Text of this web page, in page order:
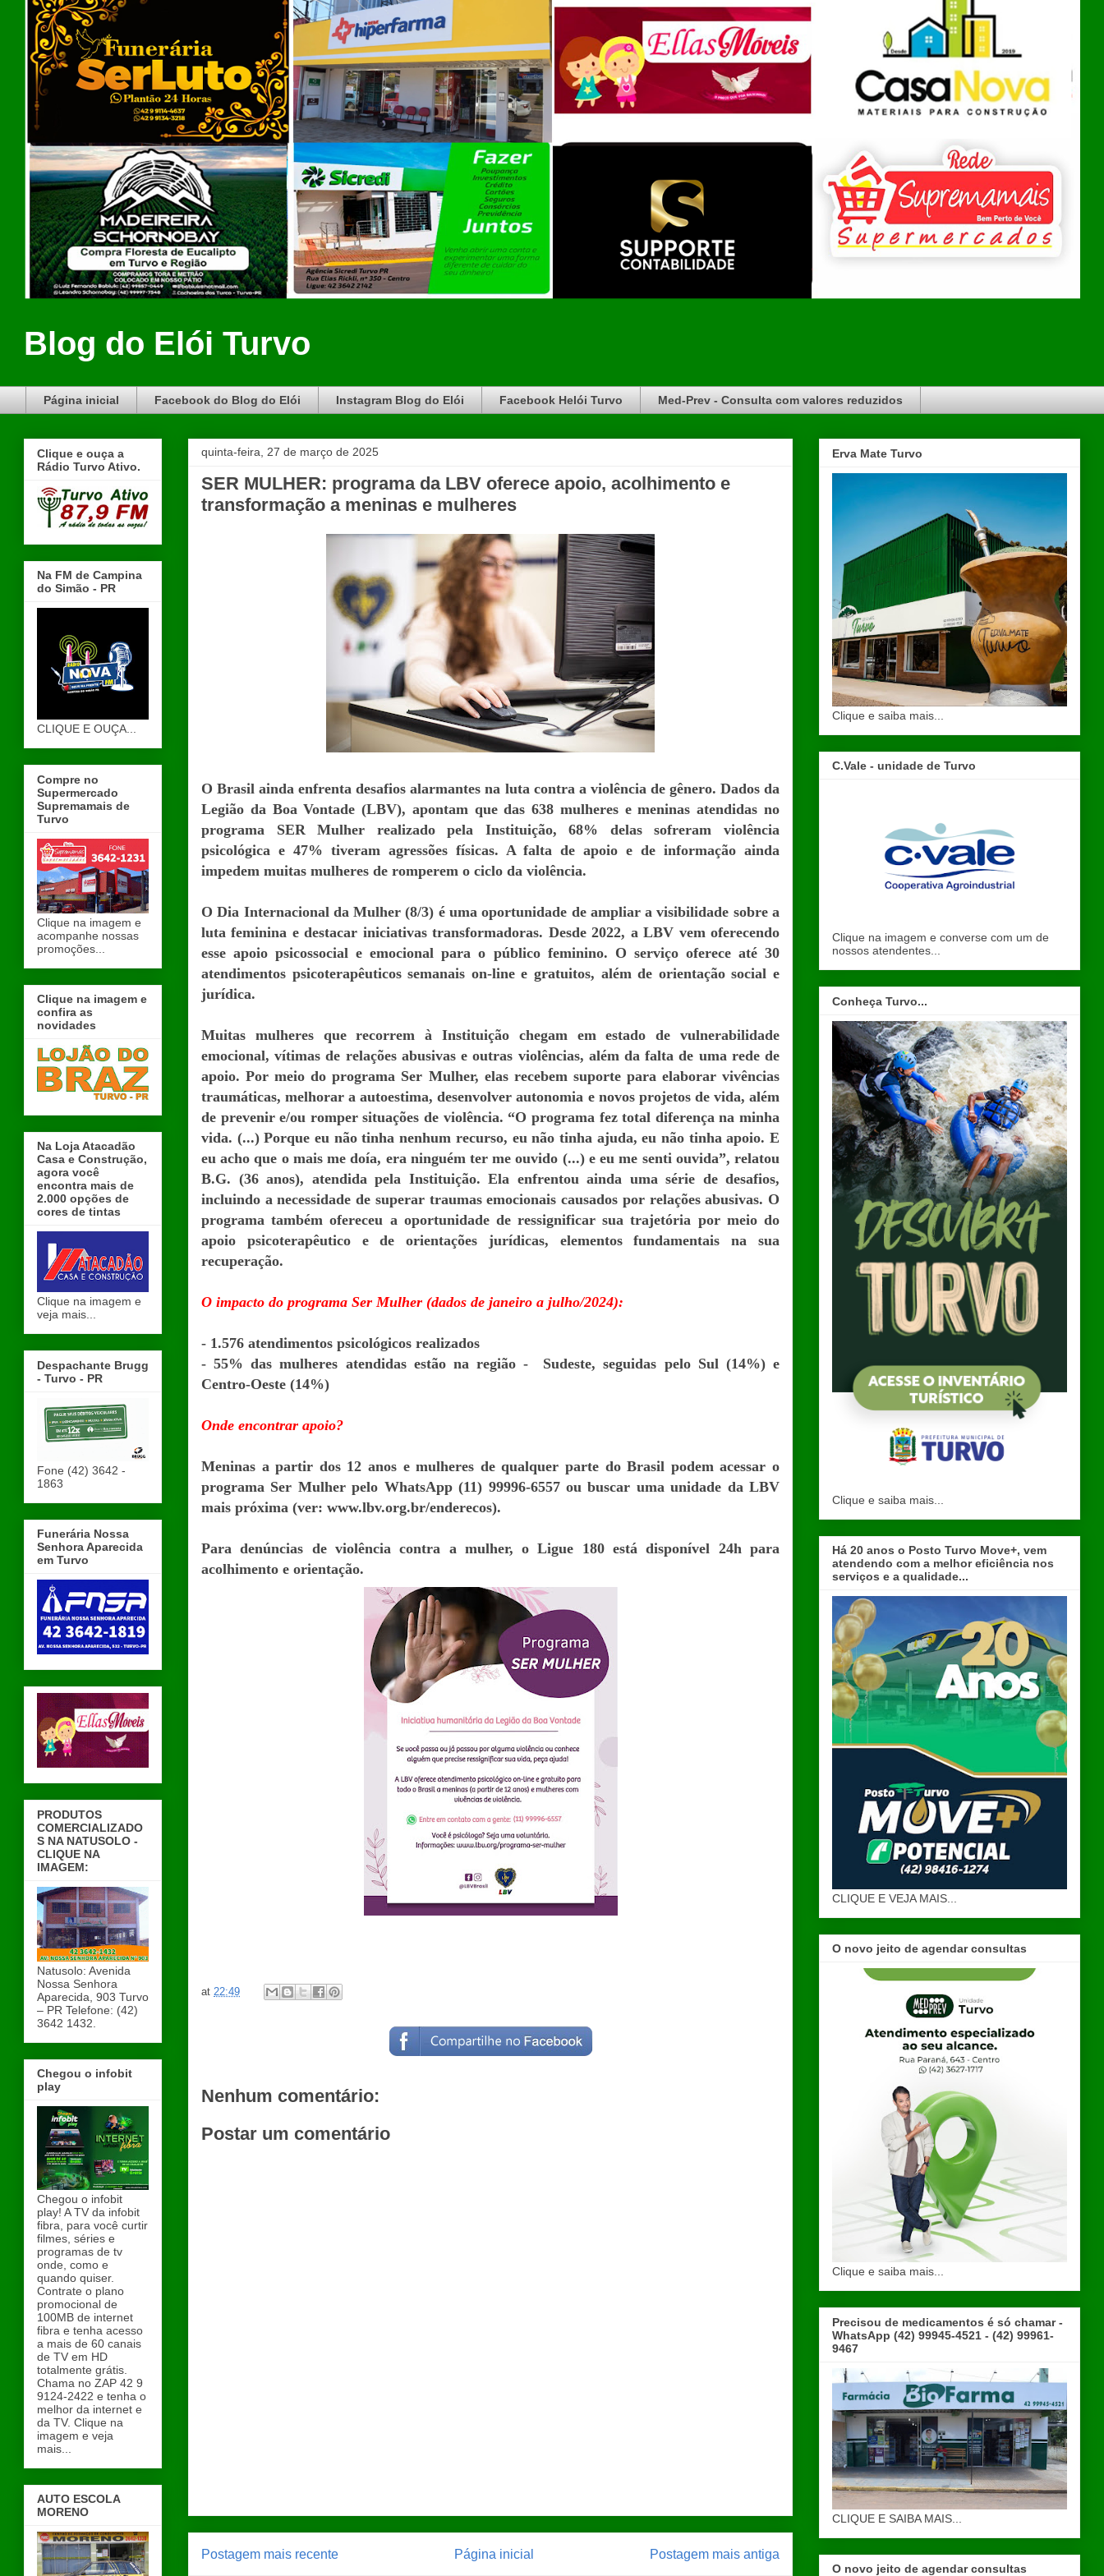
Blog do Elói Turvo
Página inicial Facebook do Blog do Elói Instagram Blog do Elói Facebook Helói Turvo Med-Prev - Consulta com valores reduzidos
quinta-feira, 27 de março de 2025
SER MULHER: programa da LBV oferece apoio, acolhimento e
transformação a meninas e mulheres
O Brasil ainda enfrenta desafios alarmantes na luta contra a violência de gênero. Dados da
Legião da Boa Vontade (LBV), apontam que das 638 mulheres e meninas atendidas no
programa SER Mulher realizado pela Instituição, 68% delas sofreram violência
psicológica e 47% tiveram agressões físicas. A falta de apoio e de informação ainda
impedem muitas mulheres de romperem o ciclo da violência.
O Dia Internacional da Mulher (8/3) é uma oportunidade de ampliar a visibilidade sobre a
luta feminina e destacar iniciativas transformadoras. Desde 2022, a LBV vem oferecendo
esse apoio psicossocial e emocional para o público feminino. O serviço oferece até 30
atendimentos psicoterapêuticos semanais on-line e gratuitos, além de orientação social e
jurídica.
Muitas mulheres que recorrem à Instituição chegam em estado de vulnerabilidade
emocional, vítimas de relações abusivas e outras violências, além da falta de uma rede de
apoio. Por meio do programa Ser Mulher, elas recebem suporte para elaborar vivências
traumáticas, melhorar a autoestima, desenvolver autonomia e novos projetos de vida, além
de prevenir e/ou romper situações de violência. “O programa fez total diferença na minha
vida. (...) Porque eu não tinha nenhum recurso, eu não tinha ajuda, eu não tinha apoio. E
eu acho que o mais me doía, era ninguém ter me ouvido (...) e eu me senti ouvida”, relatou
B.G. (36 anos), atendida pela Instituição. Ela enfrentou ainda uma série de desafios,
incluindo a necessidade de superar traumas emocionais causados por relações abusivas. O
programa também ofereceu a oportunidade de ressignificar sua trajetória por meio do
apoio psicoterapêutico e de orientações jurídicas, elementos fundamentais na sua
recuperação.
O impacto do programa Ser Mulher (dados de janeiro a julho/2024):
- 1.576 atendimentos psicológicos realizados
- 55% das mulheres atendidas estão na região - Sudeste, seguidas pelo Sul (14%) e
Centro-Oeste (14%)
Onde encontrar apoio?
Meninas a partir dos 12 anos e mulheres de qualquer parte do Brasil podem acessar o
programa Ser Mulher pelo WhatsApp (11) 99996-6557 ou buscar uma unidade da LBV
mais próxima (ver: www.lbv.org.br/enderecos).
Para denúncias de violência contra a mulher, o Ligue 180 está disponível 24h para
acolhimento e orientação.
at 22:49
Nenhum comentário:
Postar um comentário
Postagem mais recente Postagem mais antiga
Página inicial
Clique e ouça a
Rádio Turvo Ativo.
Na FM de Campina
do Simão - PR
CLIQUE E OUÇA...
Compre no
Supermercado
Supremamais de
Turvo
Clique na imagem e
acompanhe nossas
promoções...
Clique na imagem e
confira as
novidades
Na Loja Atacadão
Casa e Construção,
agora você
encontra mais de
2.000 opções de
cores de tintas
Clique na imagem e
veja mais...
Despachante Brugg
- Turvo - PR
Fone (42) 3642 -
1863
Funerária Nossa
Senhora Aparecida
em Turvo
PRODUTOS
COMERCIALIZADO
S NA NATUSOLO -
CLIQUE NA
IMAGEM:
Natusolo: Avenida
Nossa Senhora
Aparecida, 903 Turvo
– PR Telefone: (42)
3642 1432.
Chegou o infobit
play
Chegou o infobit
play! A TV da infobit
fibra, para você curtir
filmes, séries e
programas de tv
onde, como e
quando quiser.
Contrate o plano
promocional de
100MB de internet
fibra e tenha acesso
a mais de 60 canais
de TV em HD
totalmente grátis.
Chama no ZAP 42 9
9124-2422 e tenha o
melhor da internet e
da TV. Clique na
imagem e veja
mais...
AUTO ESCOLA
MORENO
Erva Mate Turvo
Clique e saiba mais...
C.Vale - unidade de Turvo
Clique na imagem e converse com um de
nossos atendentes...
Conheça Turvo...
Clique e saiba mais...
Há 20 anos o Posto Turvo Move+, vem
atendendo com a melhor eficiência nos
serviços e a qualidade...
CLIQUE E VEJA MAIS...
O novo jeito de agendar consultas
Clique e saiba mais...
Precisou de medicamentos é só chamar -
WhatsApp (42) 99945-4521 - (42) 99961-
9467
CLIQUE E SAIBA MAIS...
O novo jeito de agendar consultas